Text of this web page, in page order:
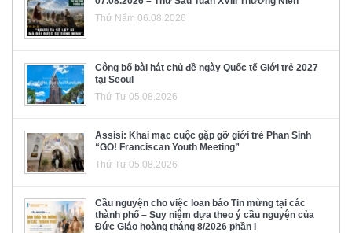
Thứ Năm 06.08.2026
Công bố bài hát chủ đề ngày Quốc tế Giới trẻ 2027
tại Seoul
Thứ Tư 05.08.2026
Assisi: Khai mạc cuộc gặp gỡ giới trẻ Phan Sinh
“GO! Franciscan Youth Meeting”
Thứ Tư 05.08.2026
Cầu nguyện cho việc loan báo Tin mừng tại các
thành phố – Suy niệm dựa theo ý cầu nguyện của
Đức Giáo hoàng tháng 8/2026 phần I